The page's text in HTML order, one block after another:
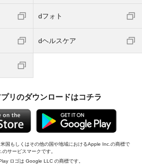
dフォト
dヘルスケア
リのダウンロードはコチラ
国もしくはその他の国や地域におけるApple Inc.の商標で
サービスマークです。
ロゴは Google LLC の商標です。